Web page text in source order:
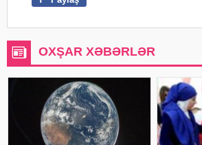
OXŞAR XƏBƏRLƏR